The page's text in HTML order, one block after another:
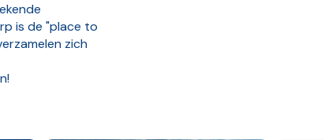
is de "place to
zich